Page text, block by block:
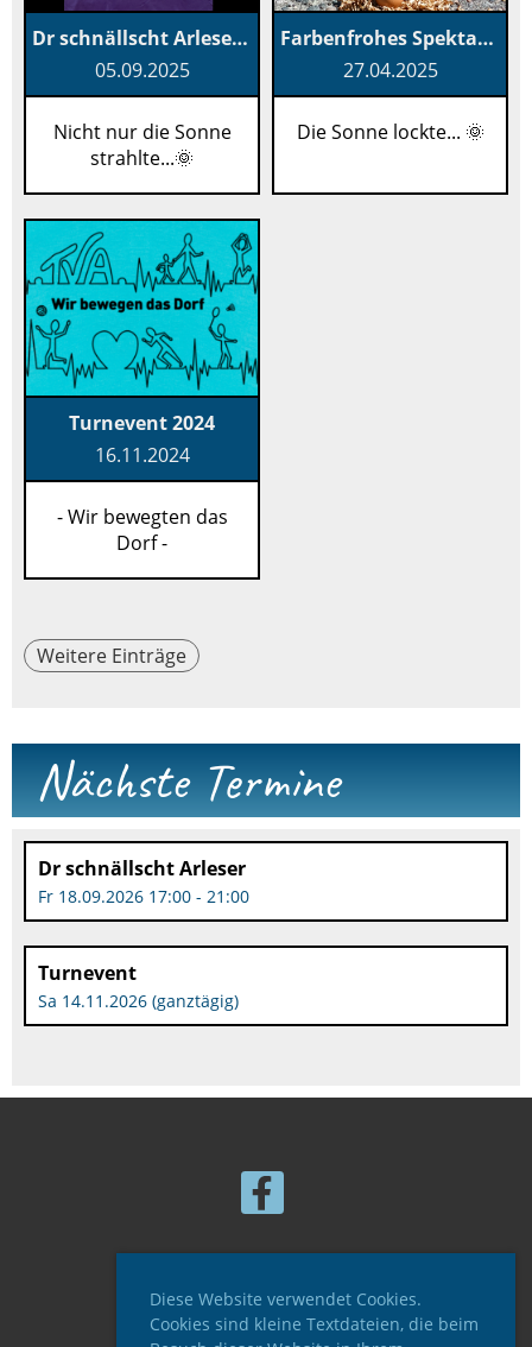
Diese Website verwendet Cookies.
Cookies sind kleine Textdateien, die beim
Dr schnällscht Arleser 2025
05.09.2025
Nicht nur die Sonne
strahlte...🌞
Farbenfrohes Spektakel am Eierleset in Arlese
27.04.2025
Die Sonne lockte... 🌞
Turnevent 2024
16.11.2024
- Wir bewegten das
Dorf -
Weitere Einträge
Nächste Termine
Dr schnällscht Arleser
Fr 18.09.2026 17:00 - 21:00
Turnevent
Sa 14.11.2026 (ganztägig)
© Turnverein Arlesheim
Erstellt mit ClubDesk Vereinssoftware